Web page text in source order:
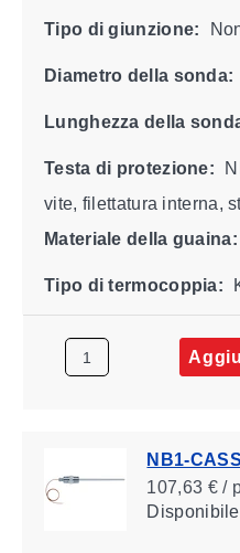
Tipo di giunzione:
Diametro della sonda:
Lunghezza della
Testa di protezione:
vite, filettatura interna,
Materiale della guaina:
Tipo di termocoppia:
NB1-
107,63 € /
Disponibile